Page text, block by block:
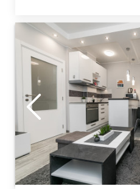
Dvosoban Apartman
Vracar Stan se nalazi
ima sopstveni ulaz i
mozete opustiti i
Beograd
Lokacija:
Beograd Vračar
Adresa:
Gročanska 37
Cena45 €